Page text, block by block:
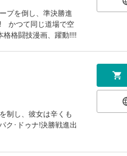
プを倒し、準決勝進
かつて同じ道場で空
格闘技漫画、躍動!!!!
制し、彼女は辛くも
ク･ドゥナ!決勝戦進出